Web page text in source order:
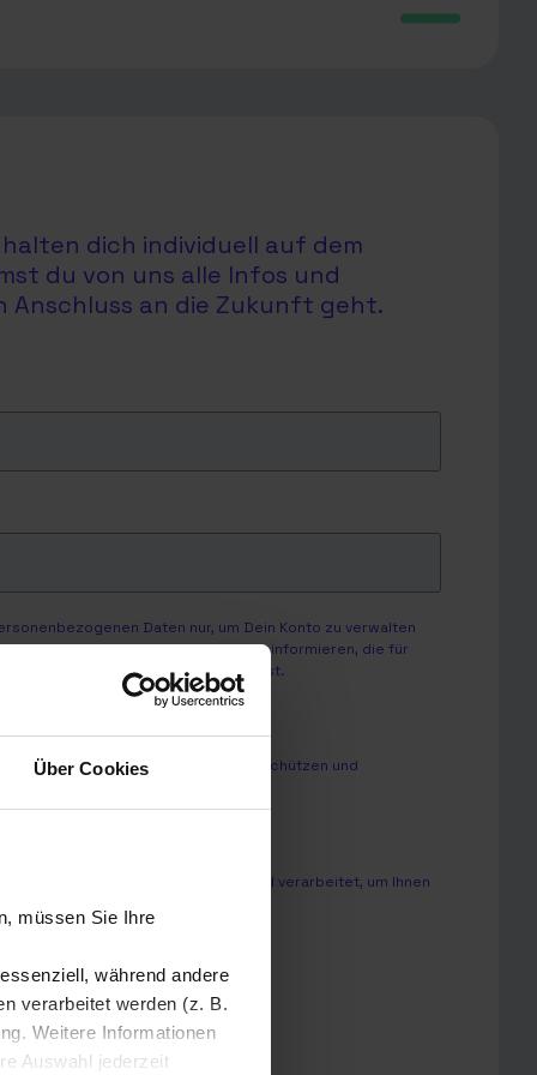
Über Cookies
müssen Sie Ihre
während andere
verarbeitet werden (z. B.
Weitere Informationen
Auswahl jederzeit
dich individuell auf dem
du von uns alle Infos und
Anschluss an die Zukunft geht.
Daten nur, um Dein Konto zu verwalten
sowie andere Inhalte informieren, die für
von uns kontaktiert werden möchtest.
dazu, wie wir Deine Privatsphäre schützen und
GmbH zu.
Daten speichert und verarbeitet, um Ihnen